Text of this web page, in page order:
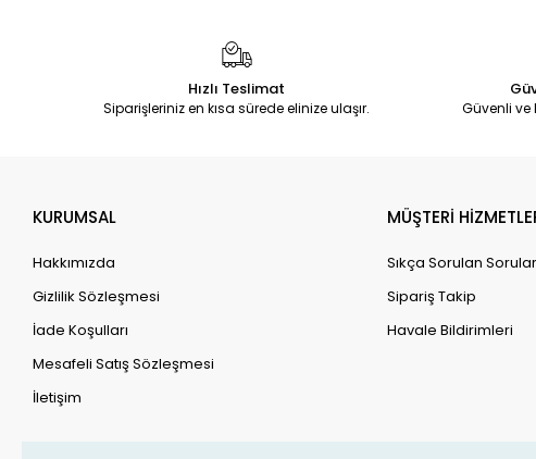
Hızlı Teslimat
Siparişleriniz en kısa sürede elinize ulaşır. Güvenli
KURUMSAL
Hakkımızda
Gizlilik Sözleşmesi
İade Koşulları
Mesafeli Satış Sözleşmesi
İletişim
MÜŞTERİ
Sıkça Sorulan Sorular
Sipariş Takip
Havale Bildirimleri